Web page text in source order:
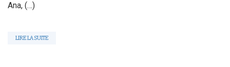
Ana, (…)
LIRE LA SUITE